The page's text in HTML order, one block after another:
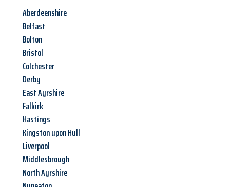
Aberdeenshire
Belfast
Bolton
Bristol
Colchester
Derby
East Ayrshire
Falkirk
Hastings
Kingston upon Hull
Liverpool
Middlesbrough
North Ayrshire